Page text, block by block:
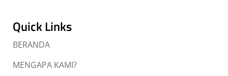
Quick Links
BERANDA
MENGAPA KAMI?